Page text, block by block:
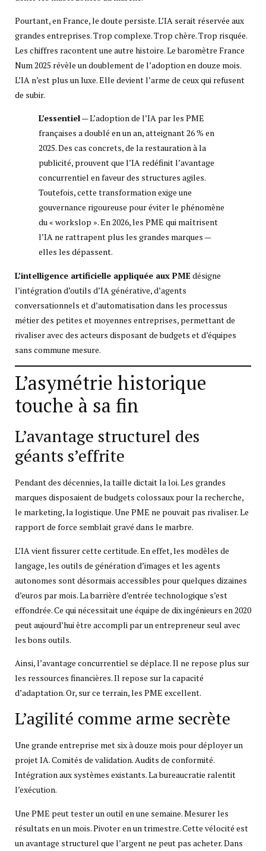
Pourtant, en France, le doute persiste. L’IA serait réservée aux
grandes entreprises. Trop complexe. Trop chère. Trop risquée.
Les chiffres racontent une autre histoire. Le baromètre France
Num 2025 révèle un doublement de l’adoption en douze mois.
L’IA n’est plus un luxe. Elle devient l’arme de ceux qui refusent
de subir.
L’essentiel— L’adoption de l’IA par les PME
françaises a doublé en un an, atteignant 26 % en
2025. Des cas concrets, de la restauration à la
publicité, prouvent que l’IA redéfinit l’avantage
concurrentiel en faveur des structures agiles.
Toutefois, cette transformation exige une
gouvernance rigoureuse pour éviter le phénomène
du « workslop ». En 2026, les PME qui maîtrisent
l’IA ne rattrapent plus les grandes marques —
elles les dépassent.
L’intelligence artificielle appliquée aux PME désigne
l’intégration d’outils d’IA générative, d’agents
conversationnels et d’automatisation dans les processus
métier des petites et moyennes entreprises, permettant de
rivaliser avec des acteurs disposant de budgets et d’équipes
sans commune mesure.
L’asymétrie historique
touche à sa fin
L’avantage structurel des
géants s’effrite
Pendant des décennies, la taille dictait la loi. Les grandes
marques disposaient de budgets colossaux pour la recherche,
le marketing, la logistique. Une PME ne pouvait pas rivaliser. Le
rapport de force semblait gravé dans le marbre.
L’IA vient fissurer cette certitude. En effet, les modèles de
langage, les outils de génération d’images et les agents
autonomes sont désormais accessibles pour quelques dizaines
d’euros par mois. La barrière d’entrée technologique s’est
effondrée. Ce qui nécessitait une équipe de dix ingénieurs en 2020
peut aujourd’hui être accompli par un entrepreneur seul avec
les bons outils.
Ainsi, l’avantage concurrentiel se déplace. Il ne repose plus sur
les ressources financières. Il repose sur la capacité
d’adaptation. Or, sur ce terrain, les PME excellent.
L’agilité comme arme secrète
Une grande entreprise met six à douze mois pour déployer un
projet IA. Comités de validation. Audits de conformité.
Intégration aux systèmes existants. La bureaucratie ralentit
l’exécution.
Une PME peut tester un outil en une semaine. Mesurer les
résultats en un mois. Pivoter en un trimestre. Cette vélocité est
un avantage structurel que l’argent ne peut pas acheter. Dans